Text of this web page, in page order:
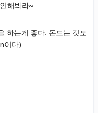
해봐라~
하는게 좋다. 돈드는 것도
이다)